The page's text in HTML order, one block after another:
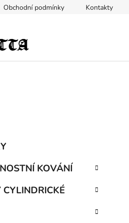
Obchodní podmínky Kontakty
KOVÁNÍ